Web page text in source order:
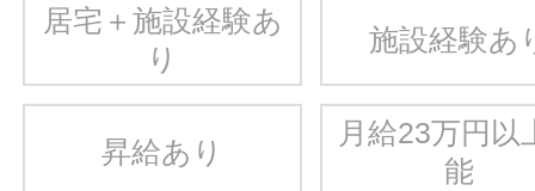
居宅＋施設経験あ
り
施設経験あ
昇給あり
月給23万円以
能